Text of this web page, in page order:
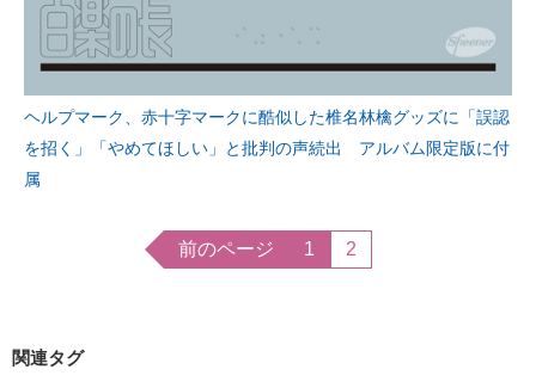
ヘルプマーク、赤十字マークに酷似した椎名林檎グッズに「誤認
を招く」「やめてほしい」と批判の声続出 アルバム限定版に付
属
前のページ 1 2
関連タグ